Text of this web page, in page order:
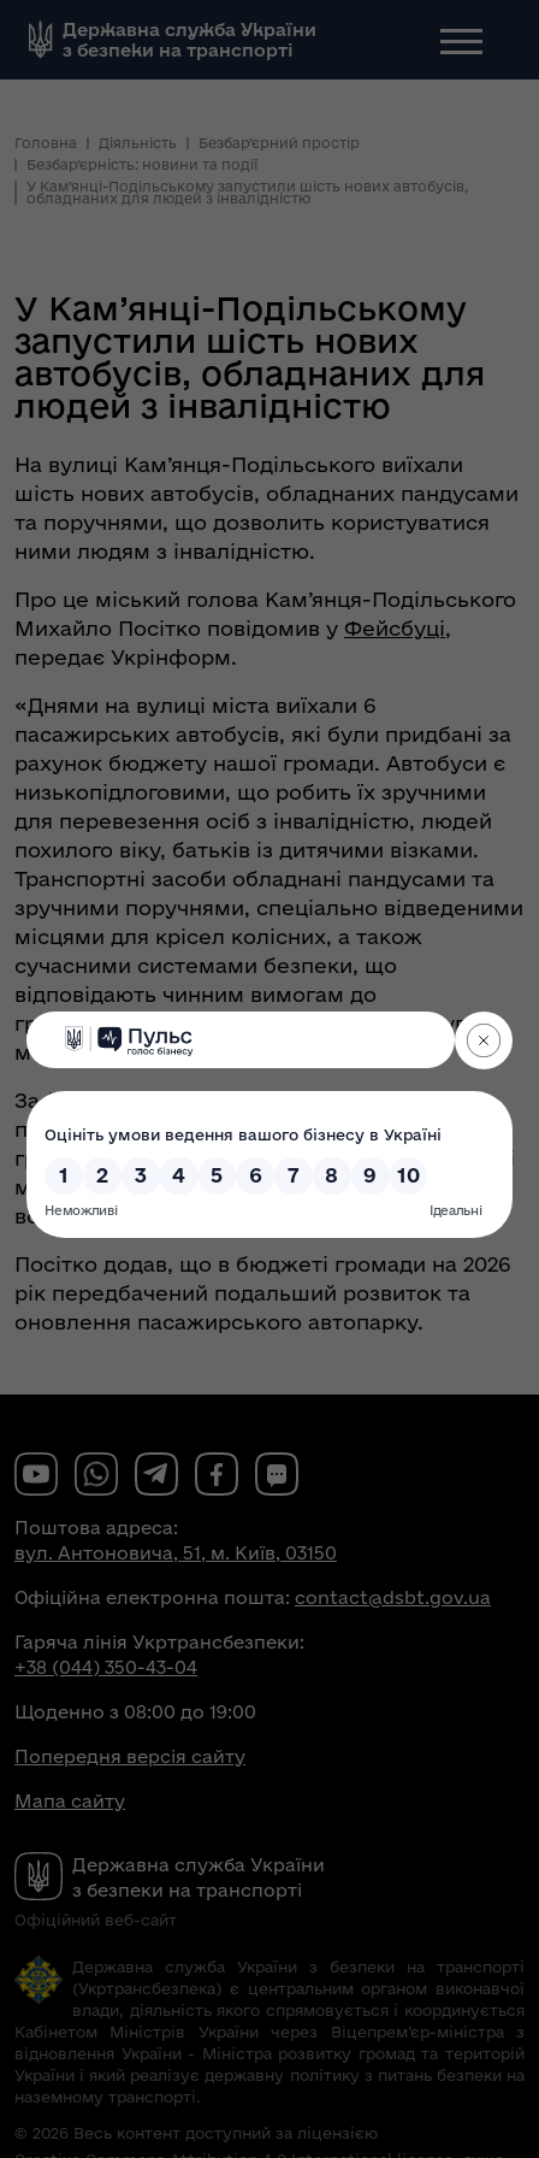
Державна служба України
з безпеки на транспорті
Головна Діяльність
Безбар’єрний простір
Безбар’єрність: новини та події
У Кам’янці-Подільському запустили шість нових автобусів,
обладнаних для людей з інвалідністю
У Кам’янці-Подільському
запустили шість нових
автобусів, обладнаних для
людей з інвалідністю
На вулиці Кам’янця-Подільського виїхали
шість нових автобусів, обладнаних пандусами
та поручнями, що дозволить користуватися
ними людям з інвалідністю.
Про це міський голова Кам’янця-Подільського
Михайло Посітко повідомив у Фейсбуці,
передає Укрінформ.
«Днями на вулиці міста виїхали 6
пасажирських автобусів, які були придбані за
рахунок бюджету нашої громади. Автобуси є
низькопідлоговими, що робить їх зручними
для перевезення осіб з інвалідністю, людей
похилого віку, батьків із дитячими візками.
Транспортні засоби обладнані пандусами та
зручними поручнями, спеціально відведеними
місцями для крісел колісних, а також
сучасними системами безпеки, що
відповідають чинним вимогам до
громадського транспорту», - поінформував
мер.
За його словами, нові автобуси дозволять
підвищити доступність і зручність
громадських перевезень та забезпечити рівні
можливості користування транспортом для
всіх категорій пасажирів.
Посітко додав, що в бюджеті громади на 2026
рік передбачений подальший розвиток та
оновлення пасажирського автопарку.
Державна служба України
з безпеки на транспорті
Офіційний веб-сайт
Поштова адреса:
вул. Антоновича, 51, м. Київ, 03150
Офіційна електронна пошта: contact@dsbt.gov.ua
Гаряча лінія Укртрансбезпеки:
+38 (044) 350-43-04
Щоденно з 08:00 до 19:00
Попередня версія сайту
Мапа сайту
Державна служба України з безпеки на транспорті
(Укртрансбезпека) є центральним органом виконавчої
влади, діяльність якого спрямовується і координується
Кабінетом Міністрів України через Віцепрем’єр-міністра з
відновлення України - Міністра розвитку громад та територій
України і який реалізує державну політику з питань безпеки на
наземному транспорті.
© 2026 Весь контент доступний за ліцензією